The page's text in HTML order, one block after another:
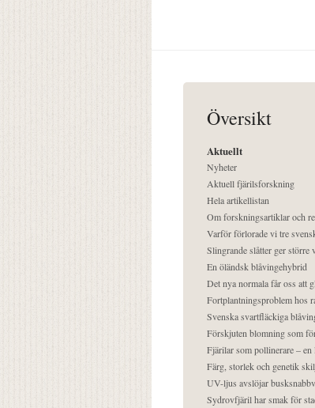
Översikt
Aktuellt
Nyheter
Aktuell fjärilsforskning
Hela artikellistan
Om forskningsartiklar och
Varför förlorade vi tre
Slingrande slåtter ger större
En öländsk blåvingehybrid
Det nya normala får oss att
Fortplantningsproblem hos
Svenska svartfläckiga
Förskjuten blomning som
Fjärilar som pollinerare – en
Färg, storlek och genetik
UV-ljus avslöjar
Sydrovfjäril har smak för